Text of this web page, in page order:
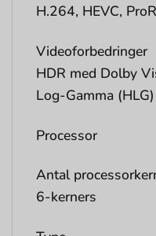
H.264, HEVC,
Videoforbedringer
HDR med Dolby
Log-Gamma (HLG)
Processor
Antal
6-kerners